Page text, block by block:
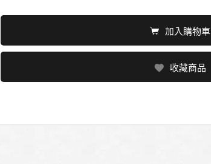
加入購物車
收藏商品